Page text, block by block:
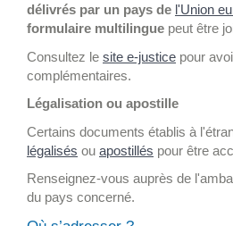
délivrés par un pays de l'Union
formulaire multilingue peut être
Consultez le site e-justice pour
complémentaires.
Légalisation ou apostille
Certains documents établis à
légalisés ou apostillés pour être
Renseignez-vous auprès de
du pays concerné.